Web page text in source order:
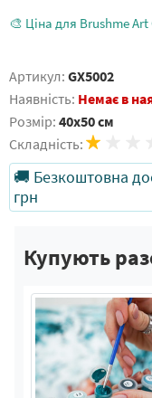
🎨 Ціна для Brushme Art
Артикул: GX5002
Наявність: Немає в
Розмір: 40x50 см
Складність:
🚚 Безкоштовна
грн
Купують